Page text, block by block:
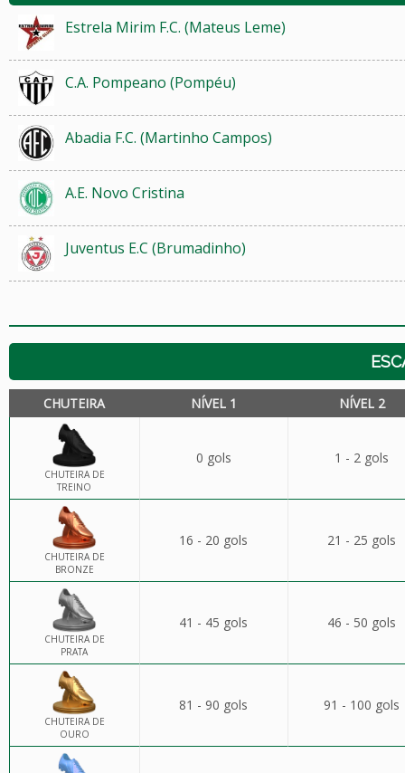
Estrela Mirim F.C. (Mateus Leme)
C.A. Pompeano (Pompéu)
Abadia F.C. (Martinho Campos)
A.E. Novo Cristina
Juventus E.C (Brumadinho)
CHUTEIRA NÍVEL 1 NÍVEL 2
CHUTEIRA DE
TREINO
0 gols 1 - 2 gols
CHUTEIRA DE
BRONZE
16 - 20 gols 21 - 25 gols
CHUTEIRA DE
PRATA
41 - 45 gols 46 - 50 gols
CHUTEIRA DE
OURO
81 - 90 gols 91 - 100 gols